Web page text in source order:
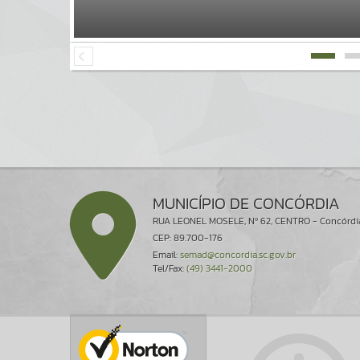
MUNICÍPIO DE CONCÓRDIA
RUA LEONEL MOSELE, Nº 62, CENTRO -
CEP: 89.700-176
Email:semad@concordia.sc.gov.br
Tel/Fax:(49) 3441-2000